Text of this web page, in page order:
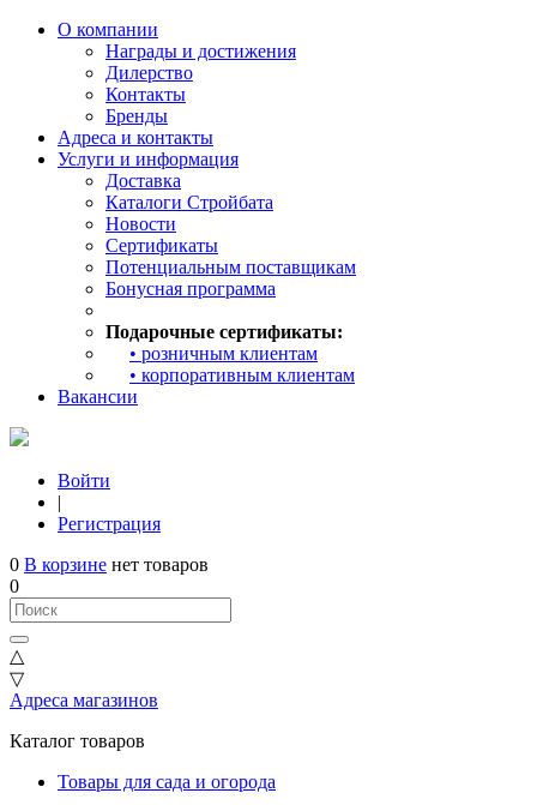
О компании
Награды и достижения
Дилерство
Контакты
Бренды
Адреса и контакты
Услуги и информация
Доставка
Каталоги Стройбата
Новости
Сертификаты
Потенциальным поставщикам
Бонусная программа
Подарочные сертификаты:
• розничным клиентам
• корпоративным клиентам
Вакансии
Войти
|
Регистрация
0 В корзине нет товаров
0
△
▽
Адреса магазинов
Каталог товаров
Товары для сада и огорода